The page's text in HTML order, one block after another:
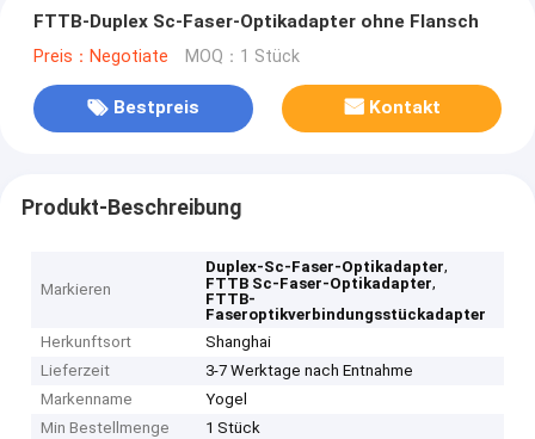
FTTB-Duplex Sc-Faser-Optikadapter ohne Flansch
Preis：Negotiate MOQ：1 Stück
Bestpreis Kontakt
Produkt-Beschreibung
Markieren
Duplex-Sc-Faser-Optikadapter,
FTTB Sc-Faser-Optikadapter,
FTTB-
Faseroptikverbindungsstückadapter
Herkunftsort
Shanghai
Lieferzeit
3-7 Werktage nach Entnahme
Markenname
Yogel
Min Bestellmenge
1 Stück